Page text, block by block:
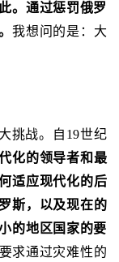
。通过惩罚俄罗
我想问的是：大
挑战。自19世纪
化的领导者和最
适应现代化的后
斯，以及现在的
的地区国家的要
求通过灾难性的